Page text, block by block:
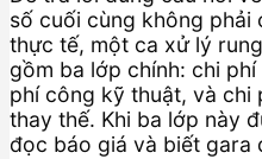
số cuối cùng không phải
thực tế, một ca xử lý
gồm ba lớp chính: chi
phí công kỹ thuật, và chi
thay thế. Khi ba lớp này
đọc báo giá và biết gara